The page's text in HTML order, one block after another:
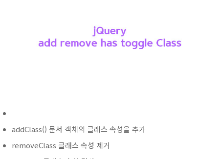
addClass() 문서 객체의 클래스 속성을 추가
removeClass 클래스 속성 제거